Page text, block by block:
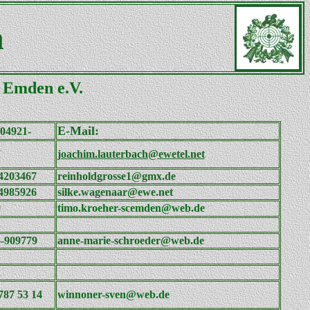
e.V.
04921- E-Mail:
joachim.lauterbach@ewetel.net
reinholdgrosse1@gmx.de
silke.wagenaar@ewe.net
timo.kroeher-scemden@web.de
909779 anne-marie-schroeder@web.de
53 14 winnoner-sven@web.de